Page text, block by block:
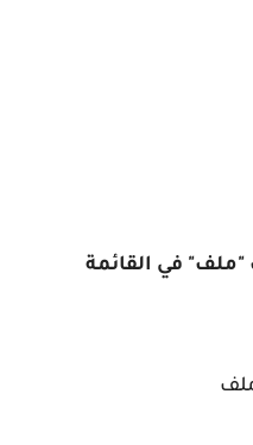
"ملف" في القائمة